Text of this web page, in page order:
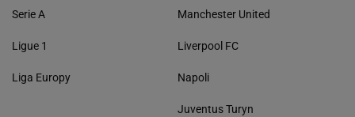
Serie A
Ligue 1
Liga Europy
Manchester United
Liverpool FC
Napoli
Juventus Turyn